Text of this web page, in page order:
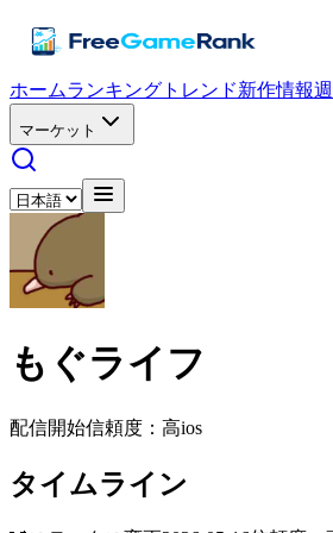
ホームランキング トレンド新作情報
マーケット
もぐライフ
配信開始信頼度：高ios
タイムライン